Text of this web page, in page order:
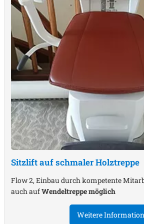
Sitzlift auf schmaler Holztreppe
Flow 2, Einbau durch kompetente
auch aufWendeltreppe möglich
Weitere